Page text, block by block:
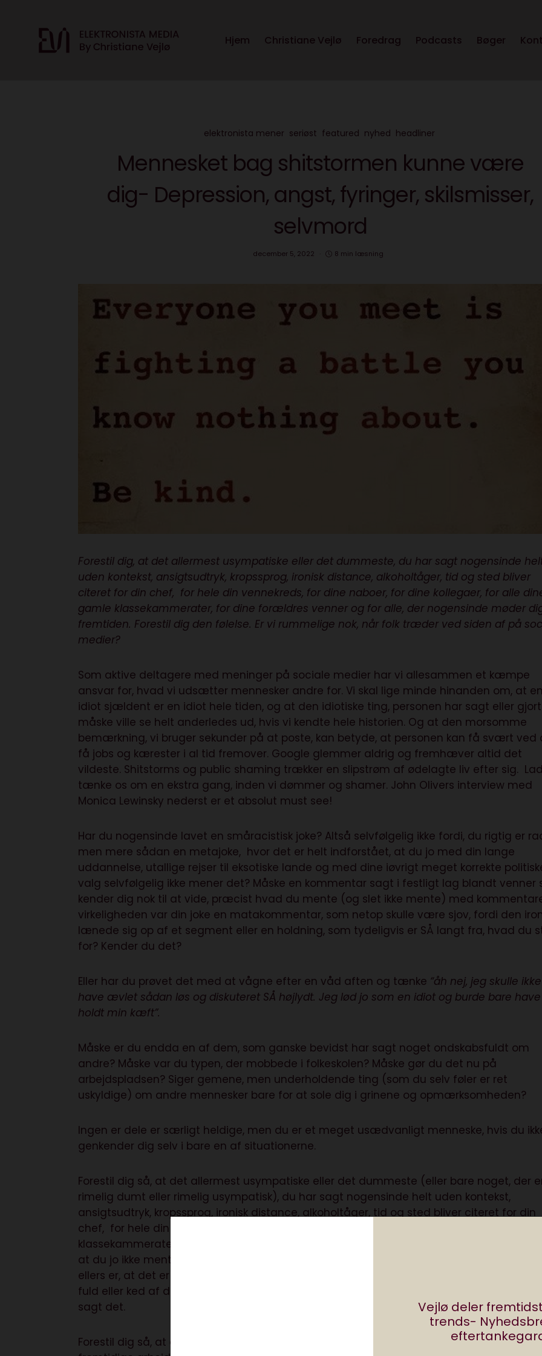
Vejlø deler
trends-
Hjem Christiane Vejlø Foredrag Podcasts Bøger
elektronista mener seriøst featured nyhed headliner
Mennesket bag shitstormen kunne være
dig- Depression, angst, fyringer, skilsmisser,
selvmord
december 5, 2022 8 min læsning
Forestil dig, at det allermest usympatiske eller det dummeste, du har sagt nogensinde
uden kontekst, ansigtsudtryk, kropssprog, ironisk distance, alkoholtåger, tid og sted bliver
citeret for din chef, for hele din vennekreds, for dine naboer, for dine kollegaer, for alle
gamle klassekammerater, for dine forældres venner og for alle, der nogensinde møder
fremtiden. Forestil dig den følelse. Er vi rummelige nok, når folk træder ved siden af på
medier?
Som aktive deltagere med meninger på sociale medier har vi allesammen et kæmpe
ansvar for, hvad vi udsætter mennesker andre for. Vi skal lige minde hinanden om, at en
idiot sjældent er en idiot hele tiden, og at den idiotiske ting, personen har sagt eller gjort
måske ville se helt anderledes ud, hvis vi kendte hele historien. Og at den morsomme
bemærkning, vi bruger sekunder på at poste, kan betyde, at personen kan få svært ved
få jobs og kærester i al tid fremover. Google glemmer aldrig og fremhæver altid det
vildeste. Shitstorms og public shaming trækker en slipstrøm af ødelagte liv efter sig.
tænke os om en ekstra gang, inden vi dømmer og shamer. John Olivers interview med
Monica Lewinsky nederst er et absolut must see!
Har du nogensinde lavet en småracistisk joke? Altså selvfølgelig ikke fordi, du rigtig er
men mere sådan en metajoke, hvor det er helt indforstået, at du jo med din lange
uddannelse, utallige rejser til eksotiske lande og med dine iøvrigt meget korrekte
valg selvfølgelig ikke mener det? Måske en kommentar sagt i festligt lag blandt venner
kender dig nok til at vide, præcist hvad du mente (og slet ikke mente) med
virkeligheden var din joke en matakommentar, som netop skulle være sjov, fordi den
lænede sig op af et segment eller en holdning, som tydeligvis er SÅ langt fra, hvad du
for? Kender du det?
Eller har du prøvet det med at vågne efter en våd aften og tænke “åh nej, jeg skulle ikke
have ævlet sådan løs og diskuteret SÅ højlydt. Jeg lød jo som en idiot og burde bare have
holdt min kæft”.
Måske er du endda en af dem, som ganske bevidst har sagt noget ondskabsfuldt om
andre? Måske var du typen, der mobbede i folkeskolen? Måske gør du det nu på
arbejdspladsen? Siger gemene, men underholdende ting (som du selv føler er ret
uskyldige) om andre mennesker bare for at sole dig i grinene og opmærksomheden?
Ingen er dele er særligt heldige, men du er et meget usædvanligt menneske, hvis du
genkender dig selv i bare en af situationerne.
Forestil dig så, at det allermest usympatiske eller det dummeste (eller bare noget, der
rimelig dumt eller rimelig usympatisk), du har sagt nogensinde helt uden kontekst,
ansigtsudtryk, kropssprog, ironisk distance, alkoholtåger, tid og sted bliver citeret for din
chef, for hele din vennekreds, for dine naboer, for dine kollegaer, for alle dine gamle
klassekammerater, for dine forældres venner. Forestil dig følelse. At du har lyst til at
at du jo ikke mente det på den måde, at det jo ikke har noget at gøre med, hvordan du
ellers er, at det er taget ud af kontekst, eller bare var noget du sagde, fordi du var dum
fuld eller ked af det. At det ikke betød noget som helst, og at du ville ønske, du aldrig
sagt det.
Forestil dig så, at den her udtalelse, som gør dig så skamfuld og flov, er det første din